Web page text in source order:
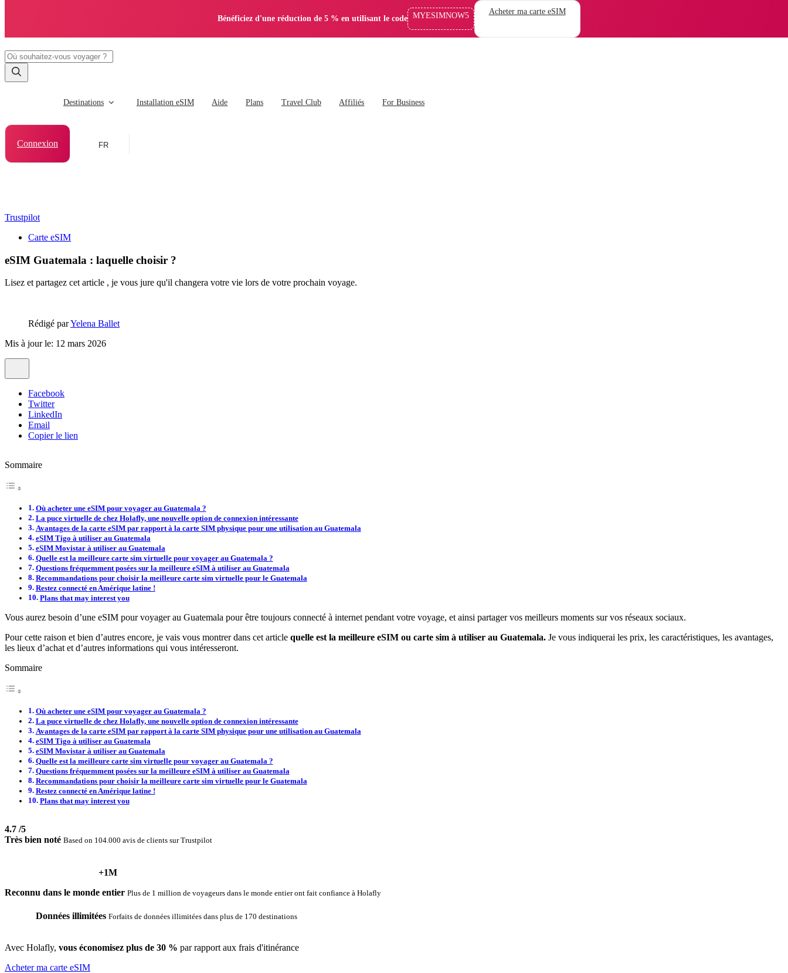
Bénéficiez d'une réduction de 5 % en utilisant le code MYESIMNOW5 Acheter ma carte eSIM
Destinations Installation eSIM Aide Plans Travel Club Affiliés For Business
Connexion FR
Trustpilot
Carte eSIM
eSIM Guatemala : laquelle choisir ?
Lisez et partagez cet article , je vous jure qu'il changera votre vie lors de votre prochain voyage.
Rédigé parYelena Ballet
Mis à jour le: 12 mars 2026
Facebook
Twitter
LinkedIn
Email
Copier le lien
Sommaire
Où acheter une eSIM pour voyager au Guatemala ?
La puce virtuelle de chez Holafly, une nouvelle option de connexion intéressante
Avantages de la carte eSIM par rapport à la carte SIM physique pour une utilisation au Guatemala
eSIM Tigo à utiliser au Guatemala
eSIM Movistar à utiliser au Guatemala
Quelle est la meilleure carte sim virtuelle pour voyager au Guatemala ?
Questions fréquemment posées sur la meilleure eSIM à utiliser au Guatemala
Recommandations pour choisir la meilleure carte sim virtuelle pour le Guatemala
Restez connecté en Amérique latine !
Plans that may interest you
Vous aurez besoin d’une eSIM pour voyager au Guatemala pour être toujours connecté à internet pendant votre voyage, et ainsi partager vos meilleurs moments sur vos réseaux sociaux.
Pour cette raison et bien d’autres encore, je vais vous montrer dans cet article quelle est la meilleure eSIM ou carte sim à utiliser au Guatemala. Je vous indiquerai les prix, les caractéristiques, les avantages,
les lieux d’achat et d’autres informations qui vous intéresseront.
Sommaire
Où acheter une eSIM pour voyager au Guatemala ?
La puce virtuelle de chez Holafly, une nouvelle option de connexion intéressante
Avantages de la carte eSIM par rapport à la carte SIM physique pour une utilisation au Guatemala
eSIM Tigo à utiliser au Guatemala
eSIM Movistar à utiliser au Guatemala
Quelle est la meilleure carte sim virtuelle pour voyager au Guatemala ?
Questions fréquemment posées sur la meilleure eSIM à utiliser au Guatemala
Recommandations pour choisir la meilleure carte sim virtuelle pour le Guatemala
Restez connecté en Amérique latine !
Plans that may interest you
4.7 /5
Très bien noté Based on 104.000 avis de clients sur Trustpilot
+1M
Reconnu dans le monde entier Plus de 1 million de voyageurs dans le monde entier ont fait confiance à Holafly
Données illimitées Forfaits de données illimitées dans plus de 170 destinations
Avec Holafly, vous économisez plus de 30 % par rapport aux frais d'itinérance
Acheter ma carte eSIM